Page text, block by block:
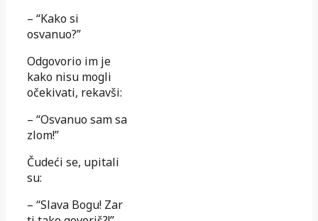
– “Kako si
osvanuo?”
Odgovorio im je
kako nisu mogli
očekivati, rekavši:
– “Osvanuo sam sa
zlom!”
Čudeći se, upitali
su:
– “Slava Bogu! Zar